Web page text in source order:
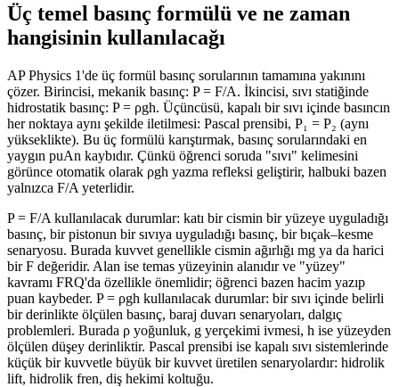
Üç temel basınç formülü ve ne zaman
hangisinin kullanılacağı
AP Physics 1'de üç formül basınç sorularının tamamına yakınını
çözer. Birincisi, mekanik basınç: P = F/A. İkincisi, sıvı statiğinde
hidrostatik basınç: P = ρgh. Üçüncüsü, kapalı bir sıvı içinde basıncın
her noktaya aynı şekilde iletilmesi: Pascal prensibi, P₁ = P₂ (aynı
yükseklikte). Bu üç formülü karıştırmak, basınç sorularındaki en
yaygın puAn kaybıdır. Çünkü öğrenci soruda "sıvı" kelimesini
görünce otomatik olarak ρgh yazma refleksi geliştirir, halbuki bazen
yalnızca F/A yeterlidir.
P = F/A kullanılacak durumlar: katı bir cismin bir yüzeye uyguladığı
basınç, bir pistonun bir sıvıya uyguladığı basınç, bir bıçak–kesme
senaryosu. Burada kuvvet genellikle cismin ağırlığı mg ya da harici
bir F değeridir. Alan ise temas yüzeyinin alanıdır ve "yüzey"
kavramı FRQ'da özellikle önemlidir; öğrenci bazen hacim yazıp
puan kaybeder. P = ρgh kullanılacak durumlar: bir sıvı içinde belirli
bir derinlikte ölçülen basınç, baraj duvarı senaryoları, dalgıç
problemleri. Burada ρ yoğunluk, g yerçekimi ivmesi, h ise yüzeyden
ölçülen düşey derinliktir. Pascal prensibi ise kapalı sıvı sistemlerinde
küçük bir kuvvetle büyük bir kuvvet üretilen senaryolardır: hidrolik
lift, hidrolik fren, diş hekimi koltuğu.